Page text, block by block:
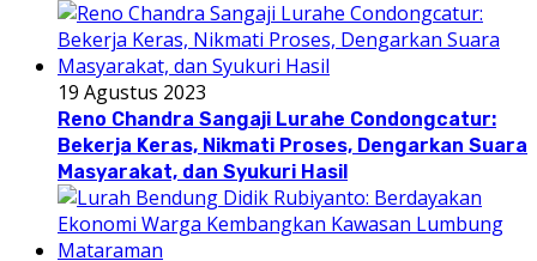
19 Agustus 2023
Reno Chandra Sangaji Lurahe Condongcatur:
Bekerja Keras, Nikmati Proses, Dengarkan Suara
Masyarakat, dan Syukuri Hasil